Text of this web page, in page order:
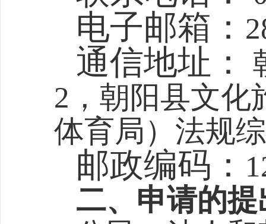
电子邮箱：
通信地址：
2，朝阳县文化
体育局）法规
邮政编码：
二、申请的提